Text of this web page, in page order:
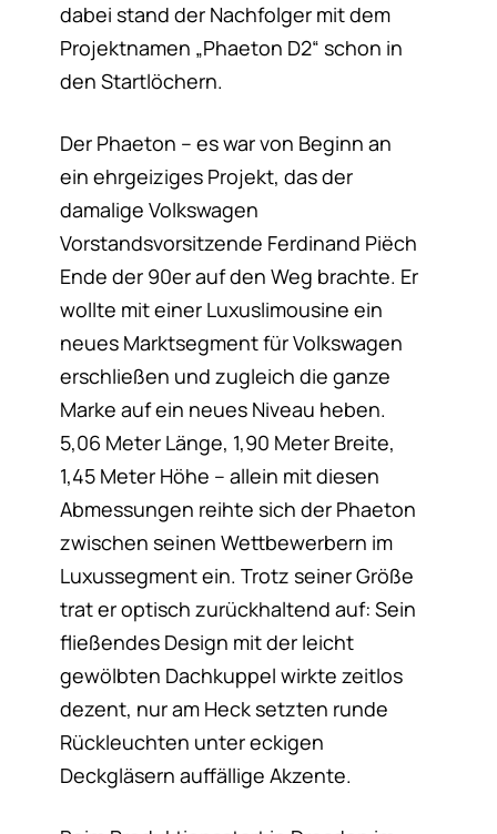
dabei stand der Nachfolger mit dem
Projektnamen „Phaeton D2“ schon in
den Startlöchern.
Der Phaeton – es war von Beginn an
ein ehrgeiziges Projekt, das der
damalige Volkswagen
Vorstandsvorsitzende Ferdinand Piëch
Ende der 90er auf den Weg brachte. Er
wollte mit einer Luxuslimousine ein
neues Marktsegment für Volkswagen
erschließen und zugleich die ganze
Marke auf ein neues Niveau heben.
5,06 Meter Länge, 1,90 Meter Breite,
1,45 Meter Höhe – allein mit diesen
Abmessungen reihte sich der Phaeton
zwischen seinen Wettbewerbern im
Luxussegment ein. Trotz seiner Größe
trat er optisch zurückhaltend auf: Sein
fließendes Design mit der leicht
gewölbten Dachkuppel wirkte zeitlos
dezent, nur am Heck setzten runde
Rückleuchten unter eckigen
Deckgläsern auffällige Akzente.